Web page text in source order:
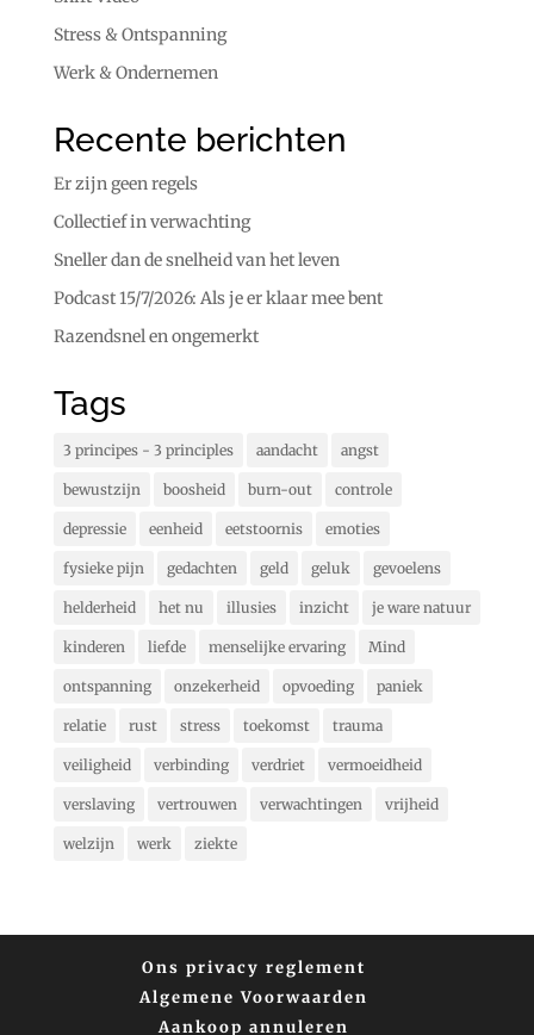
Stress & Ontspanning
Werk & Ondernemen
Recente berichten
Er zijn geen regels
Collectief in verwachting
Sneller dan de snelheid van het leven
Podcast 15/7/2026: Als je er klaar mee bent
Razendsnel en ongemerkt
Tags
3 principes - 3 principles aandacht angst
bewustzijn boosheid burn-out controle
depressie eenheid eetstoornis emoties
fysieke pijn gedachten geld geluk gevoelens
helderheid het nu illusies inzicht je ware natuur
kinderen liefde menselijke ervaring Mind
ontspanning onzekerheid opvoeding paniek
relatie rust stress toekomst trauma
veiligheid verbinding verdriet vermoeidheid
verslaving vertrouwen verwachtingen vrijheid
welzijn werk ziekte
Ons privacy reglement
Algemene Voorwaarden
Aankoop annuleren